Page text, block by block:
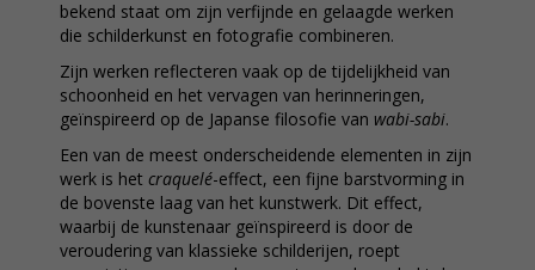
bekend staat om zijn verfijnde en gelaagde werken
die schilderkunst en fotografie combineren.
Zijn werken reflecteren vaak op de tijdelijkheid van
schoonheid en het vervagen van herinneringen,
geïnspireerd op de Japanse filosofie van wabi-sabi.
Een van de meest onderscheidende elementen in zijn
werk is het craquelé-effect, een fijne barstvorming in
de bovenste laag van het kunstwerk. Dit effect,
waarbij de kunstenaar geïnspireerd is door de
veroudering van klassieke schilderijen, roept